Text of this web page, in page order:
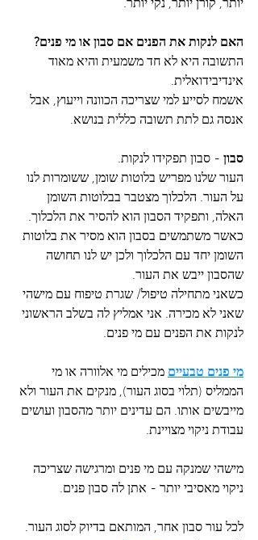
יותר, קורן יותר, נקי יותר.
האם לנקות את הפנים אם סבון או מי פנים?
התשובה היא לא חד משמעית והיא מאוד
אינדיבידואלית.
אשמח לסייע למי שצריכה הכוונה וייעוץ, אבל
אנסה גם לתת תשובה כללית בנושא.
סבון - סבון תפקידו לנקות.
העור שלנו מפריש בלוטות שומן, ששומרות לנו
על העור. הלכלוך מצטבר בבלוטות השומן
האלה, ותפקיד הסבון הוא להסיר את הלכלוך.
כאשר משתמשים בסבון הוא מסיר את בלוטות
השומן יחד עם הלכלוך ולכן יש לנו תחושה
שהסבון ייבש את העור.
כשאני מתחילה טיפול/ שגרת טיפוח עם מישהי
שאני לא מכירה. אני אמליץ לה בשלב הראשוני
לנקות את הפנים עם מי פנים.
מי פנים טבעיים מכילים מי אלוורה או מי
הממליס (תלוי בסוג העור), מנקים את העור ולא
מייבשים אותו. הם עדינים יותר מהסבון ועושים
עבודת ניקוי מצויינת.
מישהי שמנקה עם מי פנים ומרגישה שצריכה
ניקוי מאסיבי יותר - אתן לה סבון פנים.
לכל עור סבון אחר, המותאם בדיוק לסוג העור.